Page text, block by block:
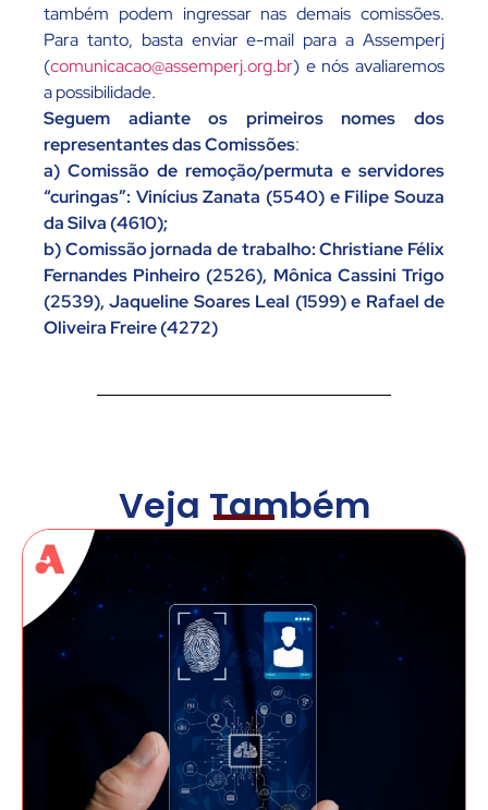
também podem ingressar nas demais comissões.
Para tanto, basta enviar e-mail para a Assemperj
(comunicacao@assemperj.org.br) e nós avaliaremos
a possibilidade.
Seguem adiante os primeiros nomes dos
representantes das Comissões:
a) Comissão de remoção/permuta e servidores
“curingas”: Vinícius Zanata (5540) e Filipe Souza
da Silva (4610);
b) Comissão jornada de trabalho: Christiane Félix
Fernandes Pinheiro (2526), Mônica Cassini Trigo
(2539), Jaqueline Soares Leal (1599) e Rafael de
Oliveira Freire (4272)
Veja Também